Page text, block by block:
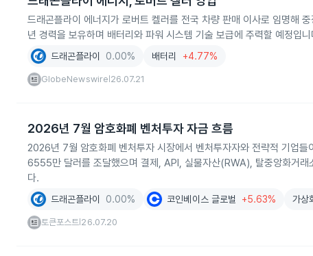
드래곤플라이 에너지가 로버트 켈러를 전국 차량 판매 이사로 임명해
년 경력을 보유하며 배터리와 파워 시스템 기술 보급에 주력할 예정입니
드래곤플라이 0.00% 배터리 +4.77%
GlobeNewswire 26.07.21
2026년 7월 암호화폐 벤처투자 자금 흐름
2026년 7월 암호화폐 벤처투자 시장에서 벤처투자자와 전략적 기업들
6555만 달러를 조달했으며 결제, API, 실물자산(RWA), 탈중앙화거래
다.
드래곤플라이 0.00% 코인베이스 글로벌 +5.63% 가상
토큰포스트 26.07.20